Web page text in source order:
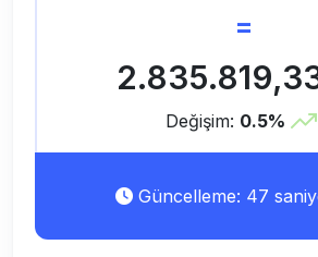
=
Değişim: 0.5%
Güncelleme: 47